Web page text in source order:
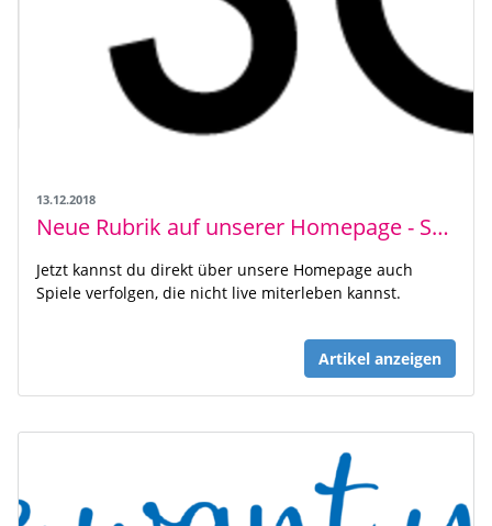
13.12.2018
Neue Rubrik auf unserer Homepage - Sportdeutschland TV
Jetzt kannst du direkt über unsere Homepage auch
Spiele verfolgen, die nicht live miterleben kannst.
Artikel anzeigen